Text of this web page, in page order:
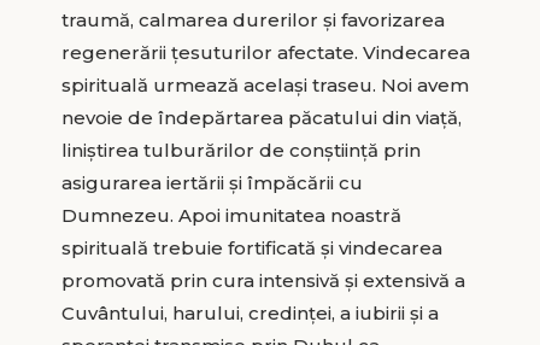
traumă, calmarea durerilor și favorizarea
regenerării țesuturilor afectate. Vindecarea
spirituală urmează același traseu. Noi avem
nevoie de îndepărtarea păcatului din viață,
liniștirea tulburărilor de conștiință prin
asigurarea iertării și împăcării cu
Dumnezeu. Apoi imunitatea noastră
spirituală trebuie fortificată și vindecarea
promovată prin cura intensivă și extensivă a
Cuvântului, harului, credinței, a iubirii și a